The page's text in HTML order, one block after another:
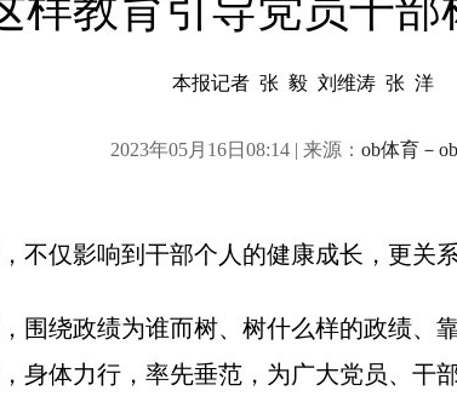
本报记者 张 毅 刘维涛 张 洋
2023年05月16日08:14 | 来源： ob体育－
仅影响到干部个人的健康成长，更关系
绕政绩为谁而树、树什么样的政绩、
身体力行，率先垂范，为广大党员、干